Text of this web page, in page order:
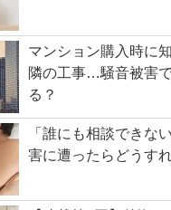
マンション購入時に
隣の工事…騒音被害
る？
「誰にも相談できな
害に遭ったらどうす